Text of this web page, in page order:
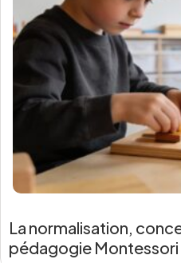
La normalisation,
pédagogie Montessori